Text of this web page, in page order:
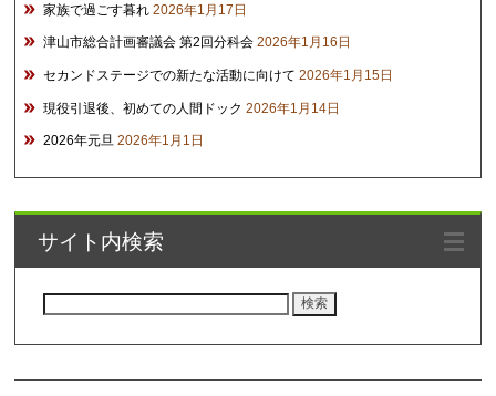
家族で過ごす暮れ 2026年1月17日
津山市総合計画審議会 第2回分科会 2026年1月16日
セカンドステージでの新たな活動に向けて 2026年1月15日
現役引退後、初めての人間ドック 2026年1月14日
2026年元旦 2026年1月1日
サイト内検索